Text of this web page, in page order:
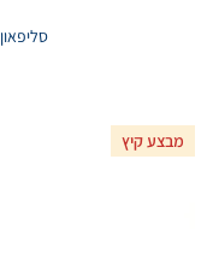
סליפאון EXPLORIE בצבע כחול זמש
מבצע קיץ